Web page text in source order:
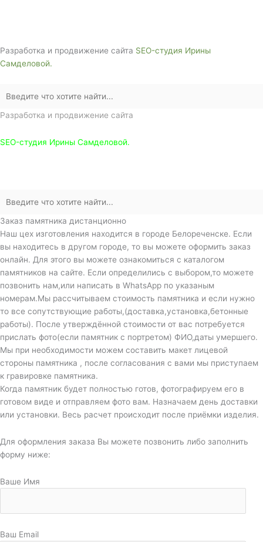
Разработка и продвижение сайта SEO-студия Ирины
Самделовой.
Разработка и продвижение сайта
SEO-студия Ирины Самделовой.
Заказ памятника дистанционно
Наш цех изготовления находится в городе Белореченске. Если
вы находитесь в другом городе, то вы можете оформить заказ
онлайн. Для этого вы можете ознакомиться с каталогом
памятников на сайте. Если определились с выбором,то можете
позвонить нам,или написать в WhatsApp по указаным
номерам.Мы рассчитываем стоимость памятника и если нужно
то все сопутствующие работы,(доставка,установка,бетонные
работы). После утверждённой стоимости от вас потребуется
прислать фото(если памятник с портретом) ФИО,даты умершего.
Мы при необходимости можем составить макет лицевой
стороны памятника , после согласования с вами мы приступаем
к гравировке памятника.
Когда памятник будет полностью готов, фотографируем его в
готовом виде и отправляем фото вам. Назначаем день доставки
или установки. Весь расчет происходит после приёмки изделия.
Для оформления заказа Вы можете позвонить либо заполнить
форму ниже:
Ваше Имя
Ваш Email